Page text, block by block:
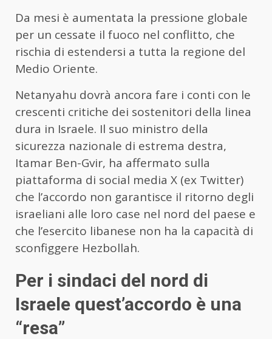
Da mesi è aumentata la pressione globale
per un cessate il fuoco nel conflitto, che
rischia di estendersi a tutta la regione del
Medio Oriente.
Netanyahu dovrà ancora fare i conti con le
crescenti critiche dei sostenitori della linea
dura in Israele. Il suo ministro della
sicurezza nazionale di estrema destra,
Itamar Ben-Gvir, ha affermato sulla
piattaforma di social media X (ex Twitter)
che l’accordo non garantisce il ritorno degli
israeliani alle loro case nel nord del paese e
che l’esercito libanese non ha la capacità di
sconfiggere Hezbollah.
Per i sindaci del nord di
Israele quest’accordo è una
“resa”